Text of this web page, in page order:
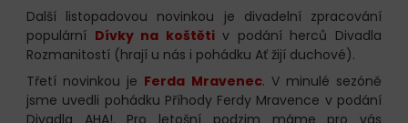
Další listopadovou novinkou je divadelní zpracování
populární Dívky na koštětiv podání herců Divadla
Rozmanitostí (hrají u nás i pohádku Ať žijí duchové).
Třetí novinkou je Ferda Mravenec. V minulé sezóně
jsme uvedli pohádku Příhody Ferdy Mravence v podání